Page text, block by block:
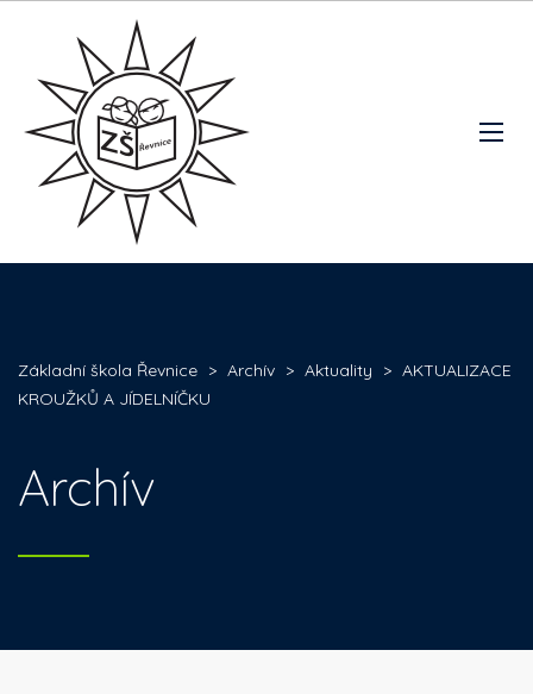
Základní škola Řevnice > Archív > Aktuality > AKTUALIZACE
KROUŽKŮ A JÍDELNÍČKU
Archív